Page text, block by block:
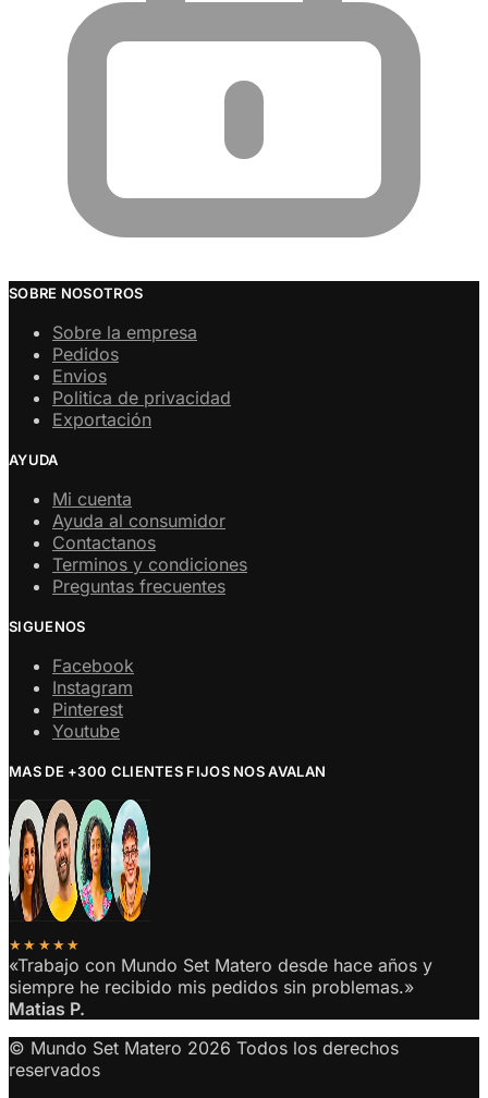
SOBRE NOSOTROS
Sobre la empresa
Pedidos
Envios
Politica de privacidad
Exportación
AYUDA
Mi cuenta
Ayuda al consumidor
Contactanos
Terminos y condiciones
Preguntas frecuentes
SIGUENOS
Facebook
Instagram
Pinterest
Youtube
MAS DE +300 CLIENTES FIJOS NOS AVALAN
★★★★★
«Trabajo con Mundo Set Matero desde hace años y
siempre he recibido mis pedidos sin problemas.»
Matias P.
© Mundo Set Matero 2026 Todos los derechos
reservados